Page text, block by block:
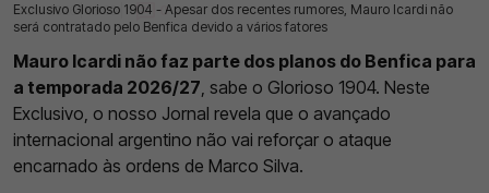
Exclusivo Glorioso 1904 - Apesar dos recentes rumores, Mauro Icardi não
será contratado pelo Benfica devido a vários fatores
17 Jul 2026 | 03:00 | 0
Mauro Icardi não faz parte dos planos do Benfica para
a temporada 2026/27 , sabe o Glorioso 1904. Neste
Exclusivo, o nosso Jornal revela que o avançado
internacional argentino não vai reforçar o ataque
encarnado às ordens de Marco Silva.